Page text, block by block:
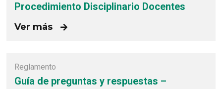
Procedimiento Disciplinario Docentes
Ver más
Reglamento
Guía de preguntas y respuestas –